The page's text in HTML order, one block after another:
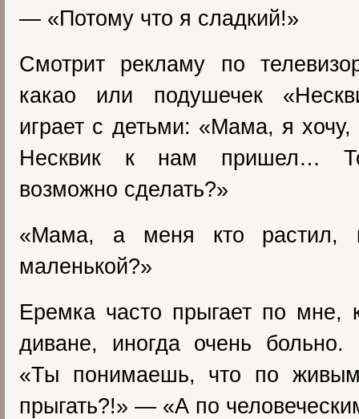
— «Потому что я сладкий!»
Смотрит рекламу по
какао или подушечек
играет с детьми: «Мама, я хочу,
Несквик к нам пришел…
возможно сделать?»
«Мама, а меня кто растил,
маленькой?»
Еремка часто прыгает по мне,
диване, иногда очень больно.
«Ты понимаешь, что по
прыгать?!» — «А по